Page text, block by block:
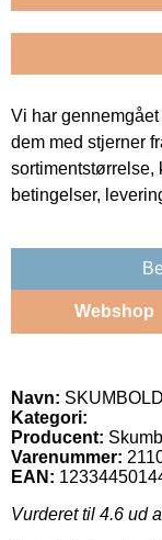
Vi har
dem med stjerner
sortimentstørrelse,
betingelser,
Webshop
Navn:
Kategori:
Producent:
Varenummer:
EAN:
Vurderet til 4.6 ud